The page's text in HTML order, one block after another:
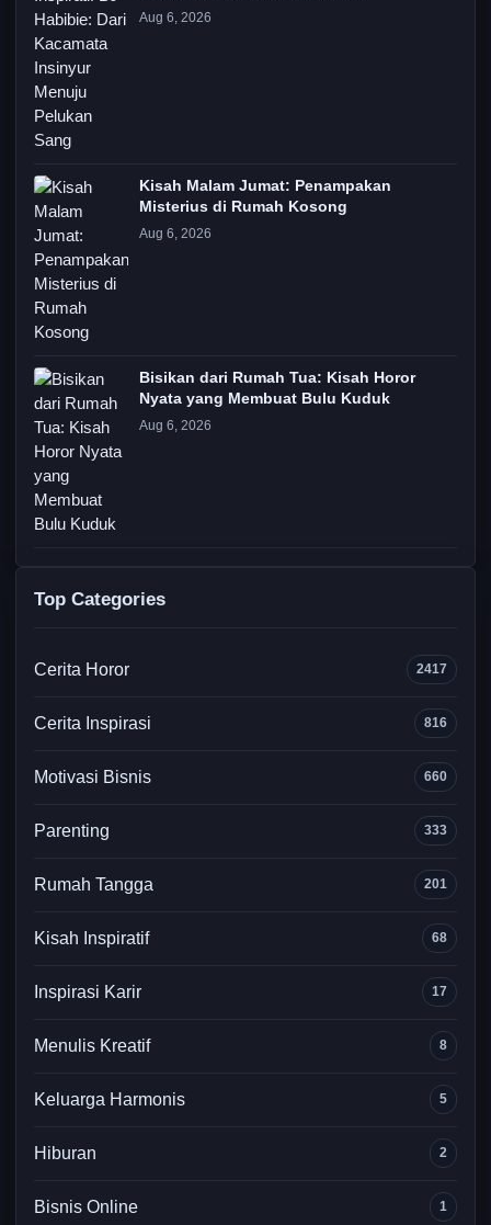
Aug 6, 2026
Kisah Malam Jumat: Penampakan
Misterius di Rumah Kosong
Aug 6, 2026
Bisikan dari Rumah Tua: Kisah Horor
Nyata yang Membuat Bulu Kuduk
Aug 6, 2026
Top Categories
Cerita Horor 2417
Cerita Inspirasi 816
Motivasi Bisnis 660
Parenting 333
Rumah Tangga 201
Kisah Inspiratif 68
Inspirasi Karir 17
Menulis Kreatif 8
Keluarga Harmonis 5
Hiburan 2
Bisnis Online 1